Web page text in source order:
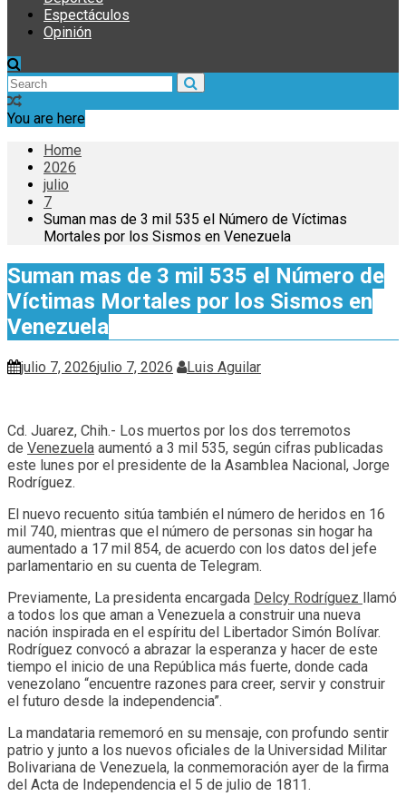
Espectáculos
Opinión
You are here
Home
2026
julio
7
Suman mas de 3 mil 535 el Número de Víctimas
Mortales por los Sismos en Venezuela
Suman mas de 3 mil 535 el Número de
Víctimas Mortales por los Sismos en
Venezuela
julio 7, 2026julio 7, 2026 Luis Aguilar
Cd. Juarez, Chih.- Los muertos por los dos terremotos
de Venezuela aumentó a ⁠3 mil 535, ​según ⁠cifras publicadas
este lunes por ‌el ‌presidente de la Asamblea Nacional, Jorge ​
Rodríguez.
El nuevo ​recuento ​sitúa también ‌el número de heridos en 16
mil 740, mientras que el número de personas sin ‌hogar ha
aumentado a 17 mil 854, ⁠de acuerdo con los datos ⁠del jefe
parlamentario en su ​cuenta ​de Telegram.
Previamente, La presidenta encargada Delcy Rodríguez llamó
a todos los que aman a Venezuela a construir una nueva
nación inspirada en el espíritu del Libertador Simón Bolívar.
Rodríguez convocó a abrazar la esperanza y hacer de este
tiempo el inicio de una República más fuerte, donde cada
venezolano “encuentre razones para creer, servir y construir
el futuro desde la independencia”.
La mandataria rememoró en su mensaje, con profundo sentir
patrio y junto a los nuevos oficiales de la Universidad Militar
Bolivariana de Venezuela, la conmemoración ayer de la firma
del Acta de Independencia el 5 de julio de 1811.